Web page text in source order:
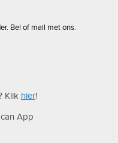
Bel of mail met ons.
Klik hier!
App